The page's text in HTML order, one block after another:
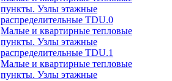
пункты. Узлы этажные
распределительные TDU.0
Малые и квартирные тепловые
пункты. Узлы этажные
распределительные TDU.1
Малые и квартирные тепловые
пункты. Узлы этажные